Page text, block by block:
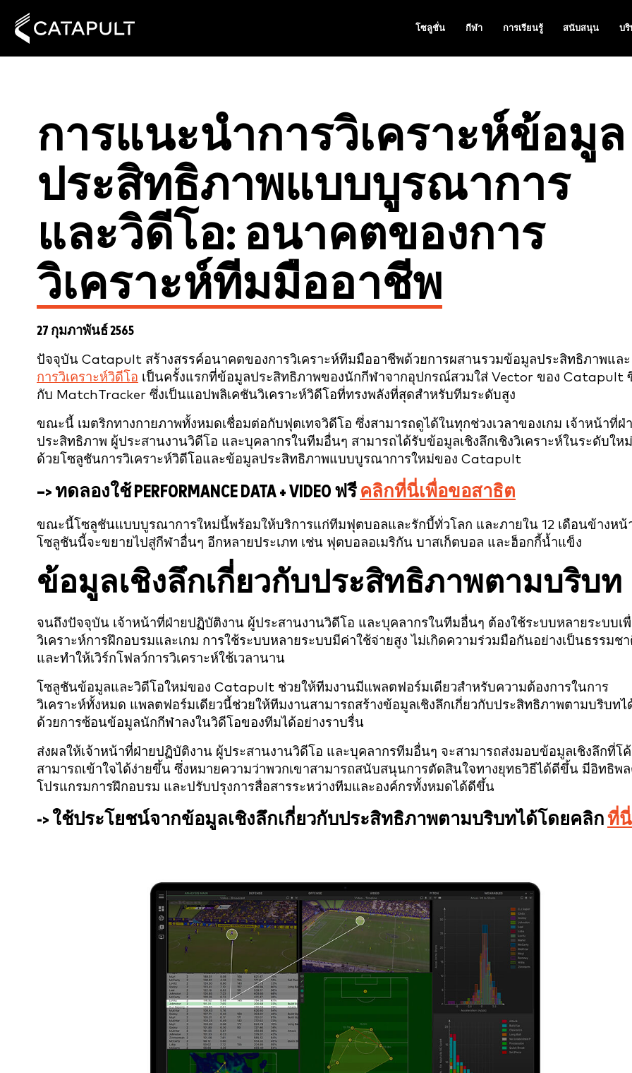
โซลูชั่น กีฬา การเรียนรู้ สนับสนุน บริ
การแนะนำการวิเคราะห์ข้อมูล
ประสิทธิภาพแบบบูรณาการ
และวิดีโอ: อนาคตของการ
วิเคราะห์ทีมมืออาชีพ
27 กุมภาพันธ์ 2565
ปัจจุบัน Catapult สร้างสรรค์อนาคตของการวิเคราะห์ทีมมืออาชีพด้วยการผสานรวมข้อมูลประสิทธิภาพและ
การวิเคราะห์วิดีโอ เป็นครั้งแรกที่ข้อมูลประสิทธิภาพของนักกีฬาจากอุปกรณ์สวมใส่ Vector ของ Catapult
กับ MatchTracker ซึ่งเป็นแอปพลิเคชันวิเคราะห์วิดีโอที่ทรงพลังที่สุดสำหรับทีมระดับสูง
ขณะนี้ เมตริกทางกายภาพทั้งหมดเชื่อมต่อกับฟุตเทจวิดีโอ ซึ่งสามารถดูได้ในทุกช่วงเวลาของเกม เจ้าหน้าที่ฝ่
ประสิทธิภาพ ผู้ประสานงานวิดีโอ และบุคลากรในทีมอื่นๆ สามารถได้รับข้อมูลเชิงลึกเชิงวิเคราะห์ในระดับใหม่
ด้วยโซลูชันการวิเคราะห์วิดีโอและข้อมูลประสิทธิภาพแบบบูรณาการใหม่ของ Catapult
–> ทดลองใช้ PERFORMANCE DATA + VIDEO ฟรี คลิกที่นี่เพื่อขอสาธิต
ขณะนี้โซลูชันแบบบูรณาการใหม่นี้พร้อมให้บริการแก่ทีมฟุตบอลและรักบี้ทั่วโลก และภายใน 12 เดือนข้างหน้
โซลูชันนี้จะขยายไปสู่กีฬาอื่นๆ อีกหลายประเภท เช่น ฟุตบอลอเมริกัน บาสเก็ตบอล และฮ็อกกี้น้ำแข็ง
ข้อมูลเชิงลึกเกี่ยวกับประสิทธิภาพตามบริบท
จนถึงปัจจุบัน เจ้าหน้าที่ฝ่ายปฏิบัติงาน ผู้ประสานงานวิดีโอ และบุคลากรในทีมอื่นๆ ต้องใช้ระบบหลายระบบเ
วิเคราะห์การฝึกอบรมและเกม การใช้ระบบหลายระบบมีค่าใช้จ่ายสูง ไม่เกิดความร่วมมือกันอย่างเป็นธรรมช
และทำให้เวิร์กโฟลว์การวิเคราะห์ใช้เวลานาน
โซลูชันข้อมูลและวิดีโอใหม่ของ Catapult ช่วยให้ทีมงานมีแพลตฟอร์มเดียวสำหรับความต้องการในการ
วิเคราะห์ทั้งหมด แพลตฟอร์มเดียวนี้ช่วยให้ทีมงานสามารถสร้างข้อมูลเชิงลึกเกี่ยวกับประสิทธิภาพตามบริบทไ
ด้วยการซ้อนข้อมูลนักกีฬาลงในวิดีโอของทีมได้อย่างราบรื่น
ส่งผลให้เจ้าหน้าที่ฝ่ายปฏิบัติงาน ผู้ประสานงานวิดีโอ และบุคลากรทีมอื่นๆ จะสามารถส่งมอบข้อมูลเชิงลึกที่โ
สามารถเข้าใจได้ง่ายขึ้น ซึ่งหมายความว่าพวกเขาสามารถสนับสนุนการตัดสินใจทางยุทธวิธีได้ดีขึ้น มีอิทธิพ
โปรแกรมการฝึกอบรม และปรับปรุงการสื่อสารระหว่างทีมและองค์กรทั้งหมดได้ดีขึ้น
-> ใช้ประโยชน์จากข้อมูลเชิงลึกเกี่ยวกับประสิทธิภาพตามบริบทได้โดยคลิก ที่นี่